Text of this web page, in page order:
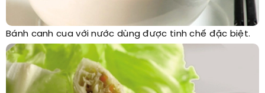
Bánh canh cua với nước dùng được tinh chế đặc biệt.